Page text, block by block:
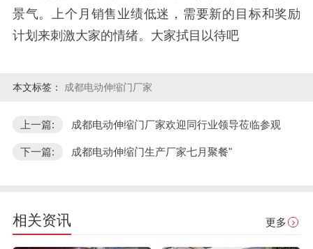
景气。上个月销售业绩低迷，需要新的目标和奖励
计划来刺激大家的情绪。大家拭目以待吧
本文标签： 成都电动伸缩门厂家
上一篇: 成都电动伸缩门厂家欢迎同行业领导莅临参观
下一篇: 成都电动伸缩门生产厂家七月聚餐"
相关资讯 更多